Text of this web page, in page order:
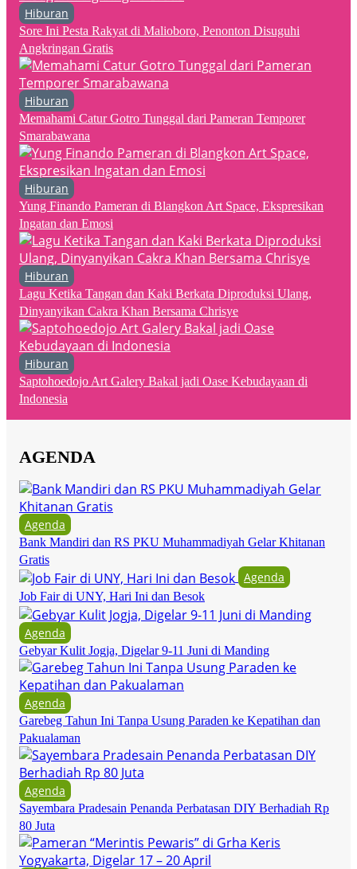
Hiburan
Sore Ini Pesta Rakyat di Malioboro, Penonton Disuguhi
Angkringan Gratis
Hiburan
Memahami Catur Gotro Tunggal dari Pameran Temporer
Smarabawana
Hiburan
Yung Finando Pameran di Blangkon Art Space, Ekspresikan
Ingatan dan Emosi
Hiburan
Lagu Ketika Tangan dan Kaki Berkata Diproduksi Ulang,
Dinyanyikan Cakra Khan Bersama Chrisye
Hiburan
Saptohoedojo Art Galery Bakal jadi Oase Kebudayaan di
Indonesia
AGENDA
Agenda
Bank Mandiri dan RS PKU Muhammadiyah Gelar Khitanan
Gratis
Agenda
Job Fair di UNY, Hari Ini dan Besok
Agenda
Gebyar Kulit Jogja, Digelar 9-11 Juni di Manding
Agenda
Garebeg Tahun Ini Tanpa Usung Paraden ke Kepatihan dan
Pakualaman
Agenda
Sayembara Pradesain Penanda Perbatasan DIY Berhadiah Rp
80 Juta